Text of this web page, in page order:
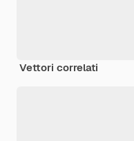
Vettori correlati